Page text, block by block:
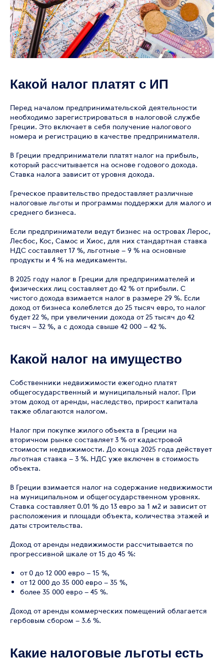
Какой налог платят с ИП
Перед началом предпринимательской деятельности
необходимо зарегистрироваться в налоговой службе
Греции. Это включает в себя получение налогового
номера и регистрацию в качестве предпринимателя.
В Греции предприниматели платят налог на прибыль,
который рассчитывается на основе годового дохода.
Ставка налога зависит от уровня дохода.
Греческое правительство предоставляет различные
налоговые льготы и программы поддержки для малого и
среднего бизнеса.
Если предприниматели ведут бизнес на островах Лерос,
Лесбос, Кос, Самос и Хиос, для них стандартная ставка
НДС составляет 17 %, льготные – 9 % на основные
продукты и 4 % на медикаменты.
В 2025 году налог в Греции для предпринимателей и
физических лиц составляет до 42 % от прибыли. С
чистого дохода взимается налог в размере 29 %. Если
доход от бизнеса колеблется до 25 тысяч евро, то налог
будет 22 %, при увеличении дохода от 25 тысяч до 42
тысяч – 32 %, а с дохода свыше 42 000 – 42 %.
Какой налог на имущество
Собственники недвижимости ежегодно платят
общегосударственный и муниципальный налог. При
этом доход от аренды, наследство, прирост капитала
также облагаются налогом.
Налог при покупке жилого объекта в Греции на
вторичном рынке составляет 3 % от кадастровой
стоимости недвижимости. До конца 2025 года действует
льготная ставка – 3 %. НДС уже включен в стоимость
объекта.
В Греции взимается налог на содержание недвижимости
на муниципальном и общегосударственном уровнях.
Ставка составляет 0.01 % до 13 евро за 1 м2 и зависит от
расположения и площади объекта, количества этажей и
даты строительства.
Доход от аренды недвижимости рассчитывается по
прогрессивной шкале от 15 до 45 %:
от 0 до 12 000 евро – 15 %,
от 12 000 до 35 000 евро – 35 %,
более 35 000 евро – 45 %.
Доход от аренды коммерческих помещений облагается
гербовым сбором – 3.6 %.
Какие налоговые льготы есть